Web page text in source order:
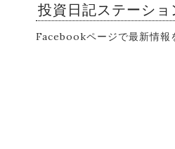
投資日記ステーシ
Facebookページで最新情報